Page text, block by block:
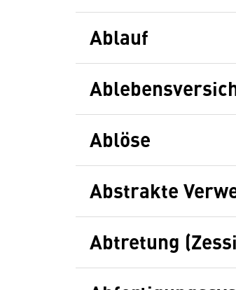
Ablauf
Ablöse
Abstrakte
Abtretung